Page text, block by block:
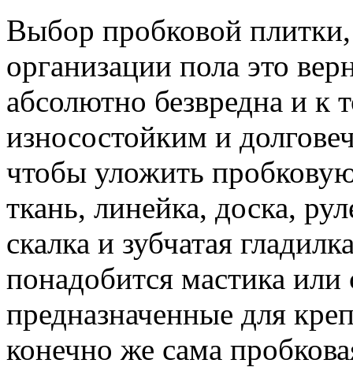
Выбор пробковой плитки,
организации пола это
абсолютно безвредна и к
износостойким и
чтобы уложить
ткань, линейка, доска,
скалка и зубчатая
понадобится мастика
предназначенные для
конечно же сама